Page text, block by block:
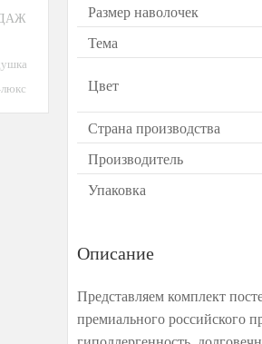
Размер наволочек
Тема
Цвет
Страна производства
Производитель
Упаковка
Описание
Представляем комплект
премиального российского